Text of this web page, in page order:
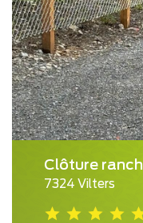
Clôture ranch
7324 Vilters